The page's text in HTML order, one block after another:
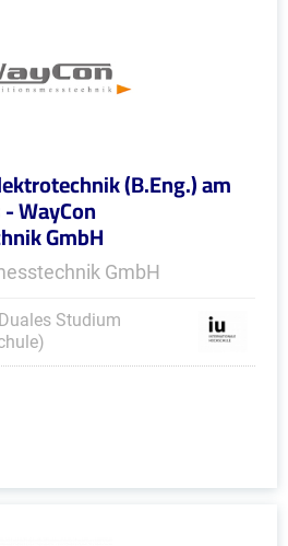
(B.Eng.) am
WayCon
GmbH
GmbH
Studium